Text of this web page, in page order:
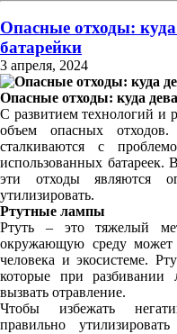
Опасные отходы:
батарейки
3 апреля, 2024
Опасные отходы: куда
С развитием технологий и
объем опасных отходов.
сталкиваются с
использованных батареек.
эти отходы являются
утилизировать.
Ртутные лампы
Ртуть – это тяжелый
окружающую среду может
человека и экосистеме.
которые при
вызвать отравление.
Чтобы избежать
правильно